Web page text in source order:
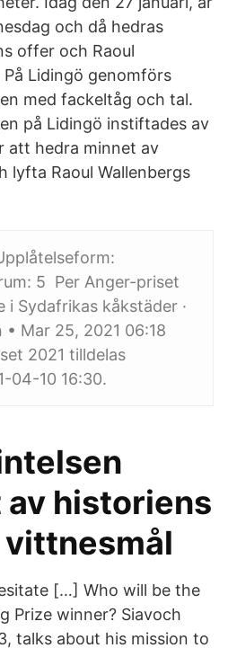
och då hedras
offer och Raoul
Lidingö genomförs
med fackeltåg och tal.
på Lidingö instiftades av
att hedra minnet av
lyfta Raoul Wallenbergs
5 Per Anger-priset
Sydafrikas kåkstäder ·
• Mar 25, 2021 06:18
2021 tilldelas
04-10 16:30.
historiens
[…] Who will be the
Prize winner? Siavoch
talks about his mission to